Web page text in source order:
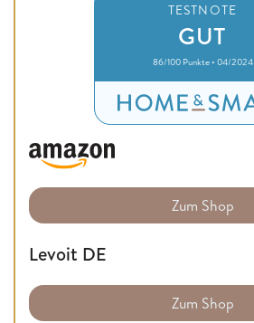
TESTNOTE
GUT
86/100 Punkte • 04/2024
Zum Shop
Levoit DE
Zum Shop